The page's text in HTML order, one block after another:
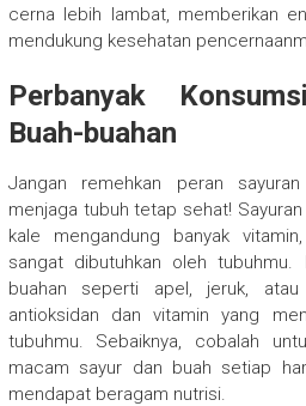
cerna lebih lambat, memberikan
mendukung kesehatan
Perbanyak
Buah-buahan
Jangan remehkan peran
menjaga tubuh tetap sehat!
kale mengandung banyak
sangat dibutuhkan oleh
buahan seperti apel, jeruk,
antioksidan dan vitamin yang
tubuhmu. Sebaiknya, cobalah
macam sayur dan buah setiap
mendapat beragam nutrisi.